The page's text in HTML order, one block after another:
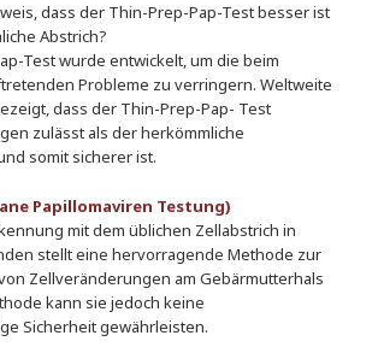
dass der Thin-Prep-Pap-Test besser ist
Abstrich?
Test wurde entwickelt, um die beim
Probleme zu verringern. Weltweite
dass der Thin-Prep-Pap- Test
zulässt als der herkömmliche
somit sicherer ist.
Papillomaviren Testung)
mit dem üblichen Zellabstrich in
stellt eine hervorragende Methode zur
Zellveränderungen am Gebärmutterhals
kann sie jedoch keine
Sicherheit gewährleisten.